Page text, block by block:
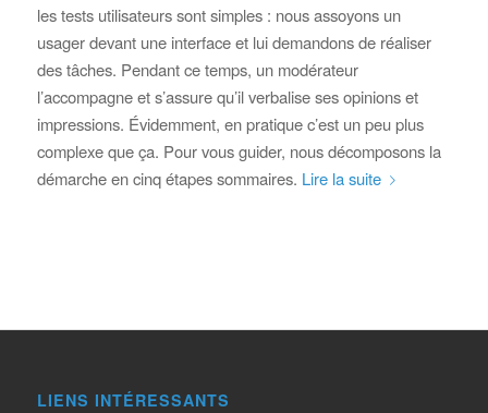
les tests utilisateurs sont simples : nous assoyons un
usager devant une interface et lui demandons de réaliser
des tâches. Pendant ce temps, un modérateur
l’accompagne et s’assure qu’il verbalise ses opinions et
impressions. Évidemment, en pratique c’est un peu plus
complexe que ça. Pour vous guider, nous décomposons la
démarche en cinq étapes sommaires. Lire la suite
LIENS INTÉRESSANTS